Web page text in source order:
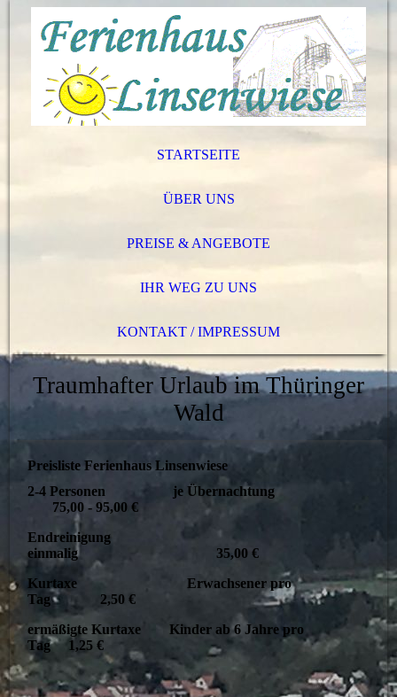
STARTSEITE
ÜBER UNS
PREISE & ANGEBOTE
IHR WEG ZU UNS
KONTAKT / IMPRESSUM
Traumhafter Urlaub im Thüringer
Wald
Preisliste Ferienhaus Linsenwiese
2-4 Personen je Übernachtung
75,00 - 95,00 €
Endreinigung
einmalig 35,00 €
Kurtaxe Erwachsener pro
Tag 2,50 €
ermäßigte Kurtaxe Kinder ab 6 Jahre pro
Tag 1,25 €